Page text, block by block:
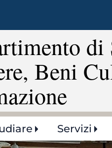
di
Beni
Servizi